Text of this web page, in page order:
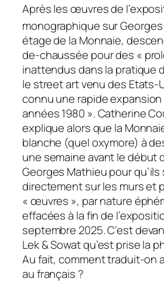
Après les œuvres de
monographique sur
étage de la Monnaie,
de-chaussée pour des «
inattendus dans la pratique
le street artvenu des Etats-
connu une rapide expansion
années 1980 ». Catherine
explique alors que la
blanche (quel oxymore) à
une semaine avant le début
Georges Mathieu pour qu’ils
directement sur les murs et
« œuvres », par nature
effacées à la fin de
septembre 2025. C’est
Lek & Sowat qu’est prise la
Au fait, comment traduit-on
au français ?